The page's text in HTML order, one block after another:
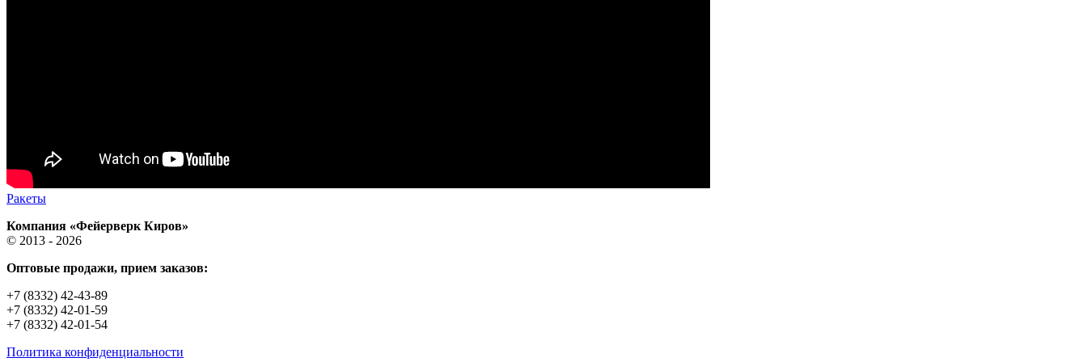
Ракеты
Компания «Фейерверк Киров»
© 2013 - 2026
Оптовые продажи, прием заказов:
+7 (8332) 42-43-89
+7 (8332) 42-01-59
+7 (8332) 42-01-54
Политика конфиденциальности